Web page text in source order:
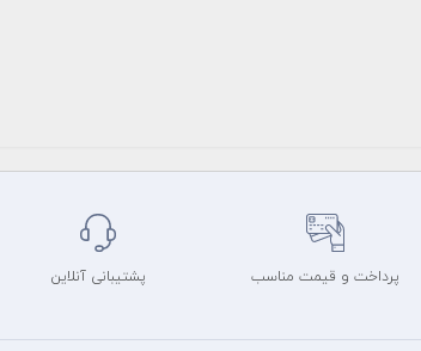
پرداخت و قیمت مناسب پشتیبانی آنلاین